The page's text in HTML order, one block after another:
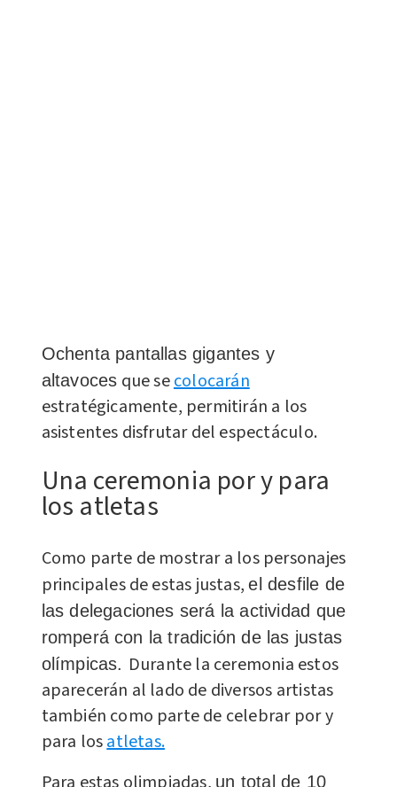
Ochenta pantallas gigantes y
altavoces que secolocarán
estratégicamente, permitirán a los
asistentes disfrutar del espectáculo.
Una ceremonia por y para
los atletas
Como parte de mostrar a los personajes
principales de estas justas,el desfile de
las delegaciones será la actividad que
romperá con la tradición de las justas
olímpicas. Durante la ceremonia estos
aparecerán al lado de diversos artistas
también como parte de celebrar por y
para losatletas.
un total de 10